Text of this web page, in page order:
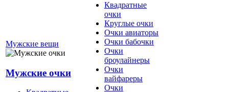
Мужские вещи
Мужские очки
Квадратные
очки
Круглые очки
Очки авиаторы
Очки бабочки
Очки
броулайнеры
Очки
вайфареры
Очки